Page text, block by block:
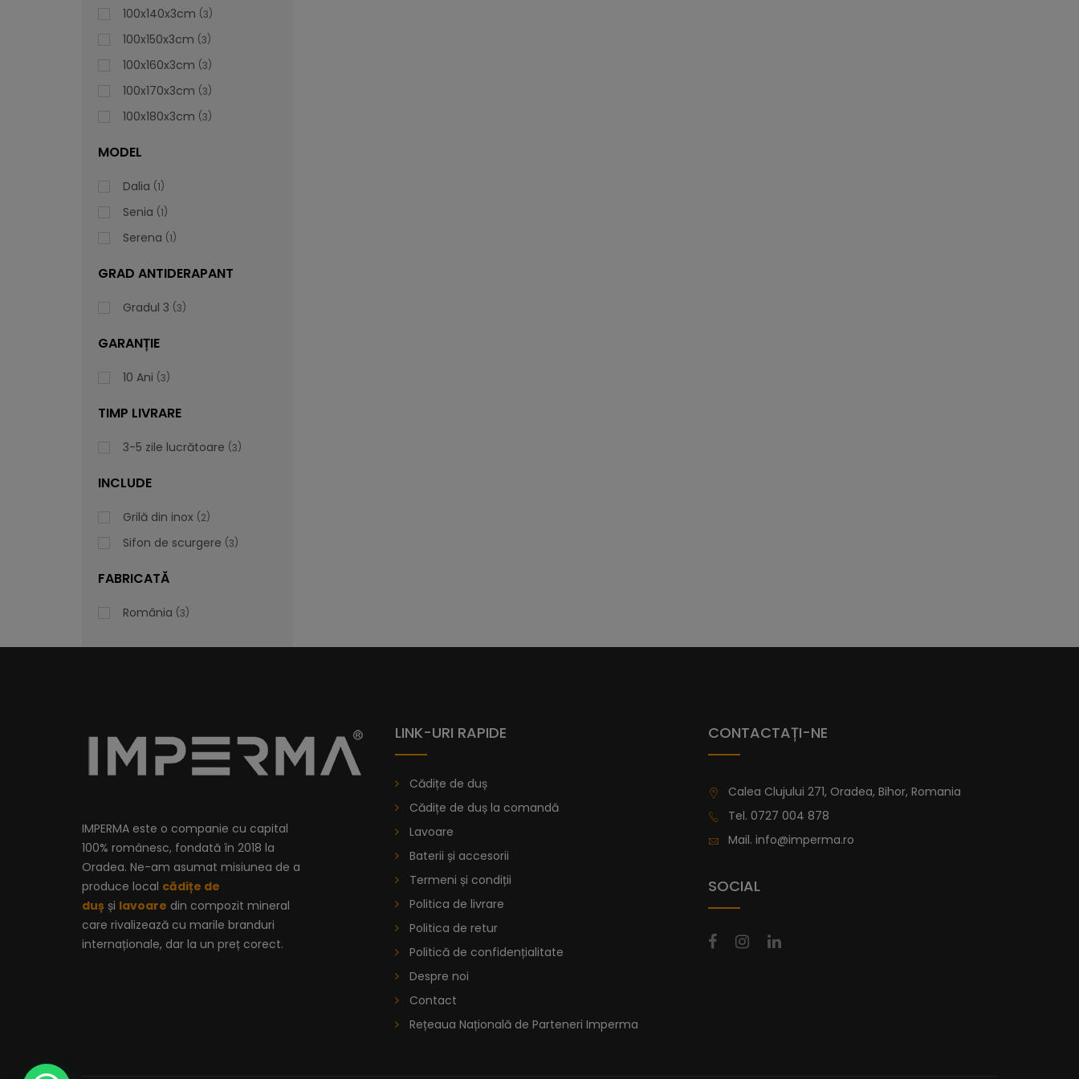
100x140x3cm 3
100x150x3cm 3
100x160x3cm 3
100x170x3cm 3
100x180x3cm 3
MODEL
Dalia 1
Senia 1
Serena 1
GRAD ANTIDERAPANT
Gradul 3 3
GARANȚIE
10 Ani 3
TIMP LIVRARE
3-5 zile lucrătoare 3
INCLUDE
Grilă din inox 2
Sifon de scurgere 3
FABRICATĂ
România 3
IMPERMA este o companie cu capital
100% românesc, fondată în 2018 la
Oradea. Ne-am asumat misiunea de a
produce local cădițe de
duș și lavoare din compozit mineral
care rivalizează cu marile branduri
internaționale, dar la un preț corect.
LINK-URI RAPIDE
Cădițe de duș
Cădițe de duș la comandă
Lavoare
Baterii și accesorii
Termeni și condiții
Politica de livrare
Politica de retur
Politică de confidențialitate
Despre noi
Contact
Rețeaua Națională de Parteneri Imperma
CONTACTAȚI-NE
Calea Clujului 271, Oradea, Bihor, Romania
Tel. 0727 004 878
Mail. info@imperma.ro
SOCIAL